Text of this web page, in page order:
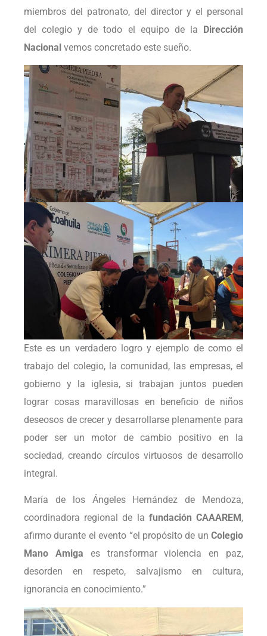
miembros del patronato, del director y el personal
del colegio y de todo el equipo de la Dirección
Nacional vemos concretado este sueño.
Este es un verdadero logro y ejemplo de como el
trabajo del colegio, la comunidad, las empresas, el
gobierno y la iglesia, si trabajan juntos pueden
lograr cosas maravillosas en beneficio de niños
deseosos de crecer y desarrollarse plenamente para
poder ser un motor de cambio positivo en la
sociedad, creando círculos virtuosos de desarrollo
integral.
María de los Ángeles Hernández de Mendoza,
coordinadora regional de la fundación CAAAREM ,
afirmo durante el evento “el propósito de un Colegio
Mano Amiga es transformar violencia en paz,
desorden en respeto, salvajismo en cultura,
ignorancia en conocimiento.”